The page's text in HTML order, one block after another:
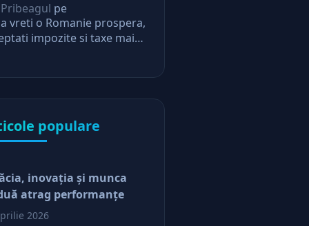
de la stat
pe
vreti o Romanie prospera,
impozite si taxe mai
populare
inovaţia şi munca
atrag performanţe
2026